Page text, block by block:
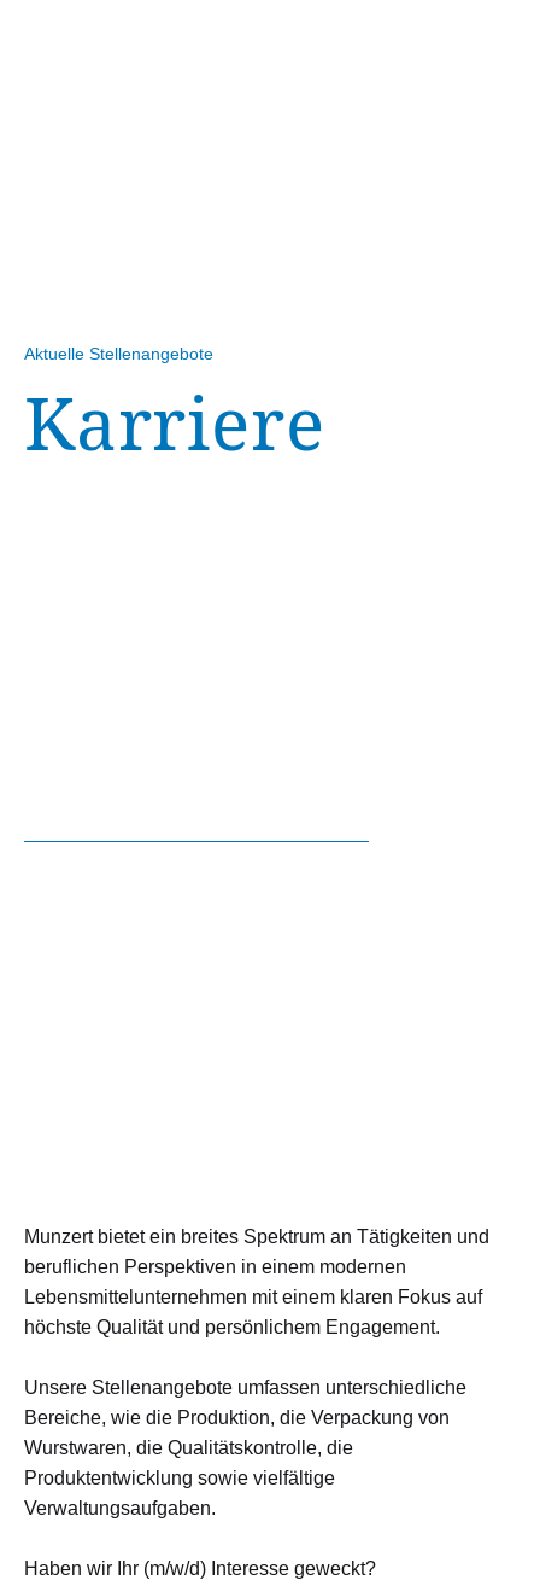
Aktuelle Stellenangebote
Karriere
Munzert bietet ein breites Spektrum an Tätigkeiten und
beruflichen Perspektiven in einem modernen
Lebensmittelunternehmen mit einem klaren Fokus auf
höchste Qualität und persönlichem Engagement.
Unsere Stellenangebote umfassen unterschiedliche
Bereiche, wie die Produktion, die Verpackung von
Wurstwaren, die Qualitätskontrolle, die
Produktentwicklung sowie vielfältige
Verwaltungsaufgaben.
Haben wir Ihr (m/w/d) Interesse geweckt?